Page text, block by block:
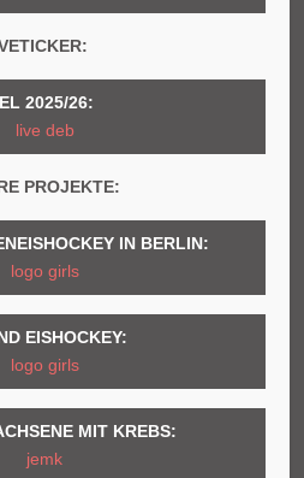
2025/26:
PROJEKTE:
IN BERLIN:
EISHOCKEY:
MIT KREBS: